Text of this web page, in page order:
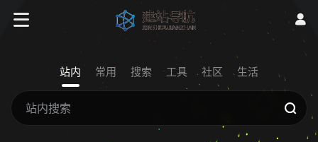
站内 常用 搜索 工具 社区 生活